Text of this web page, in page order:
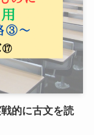
的に古文を読